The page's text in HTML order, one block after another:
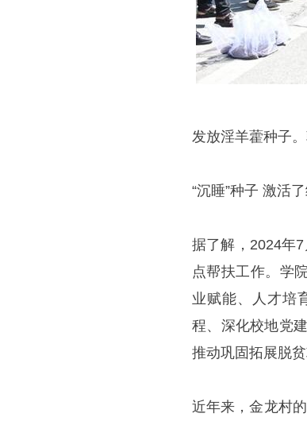
发放淫羊藿种子
“沉睡”种子 激活
据了解，2024年
点帮扶工作。学
业赋能、人才培
程、深化校地党
推动巩固拓展脱
近年来，金龙村